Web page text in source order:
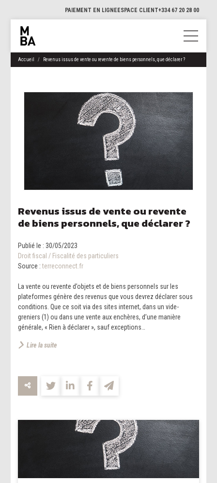
PAIEMENT EN LIGNEESPACE CLIENT+334 67 20 28 00
Accueil Revenus issus de vente ou revente de biens personnels, que déclarer ?
Revenus issus de vente ou revente
de biens personnels, que déclarer ?
Publié le :30/05/2023
Droit fiscal / Fiscalité des particuliers
Source :terreconnect.fr
La vente ou revente d’objets et de biens personnels sur les
plateformes génère des revenus que vous devrez déclarer sous
conditions. Que ce soit via des sites internet, dans un vide-
greniers (1) ou dans une vente aux enchères, d’une manière
générale, « Rien à déclarer », sauf exceptions…
Lire la suite